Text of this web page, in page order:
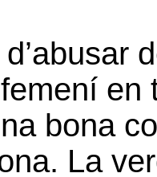
en
bona
La